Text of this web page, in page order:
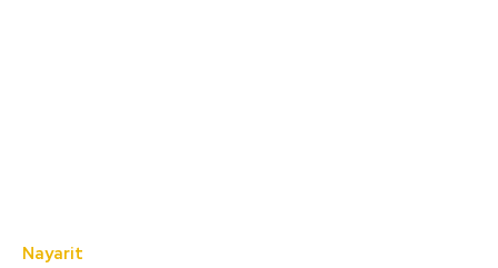
Nayarit